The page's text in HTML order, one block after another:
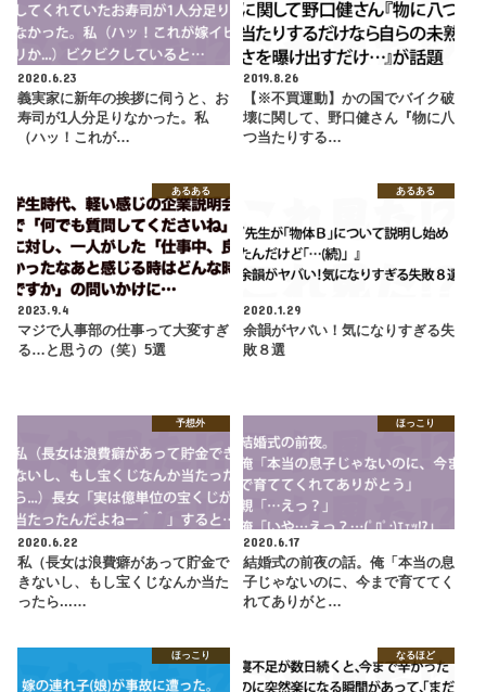
2020.6.23
義実家に新年の挨拶に伺うと、お
寿司が1人分足りなかった。私
（ハッ！これが…
2019.8.26
【※不買運動】かの国でバイク破
壊に関して、野口健さん『物に八
つ当たりする…
あるある
2023.9.4
マジで人事部の仕事って大変すぎ
る…と思うの（笑）5選
あるある
2020.1.29
余韻がヤバい！気になりすぎる失
敗８選
予想外
2020.6.22
私（長女は浪費癖があって貯金で
きないし、もし宝くじなんか当た
ったら...…
ほっこり
2020.6.17
結婚式の前夜の話。俺「本当の息
子じゃないのに、今まで育ててく
れてありがと…
ほっこり なるほど